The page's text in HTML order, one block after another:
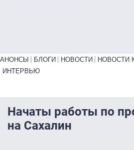
Primary links bottom
АНОНСЫ БЛОГИ НОВОСТИ НОВОСТИ
ИНТЕРВЬЮ
Начаты работы по
на Сахалин